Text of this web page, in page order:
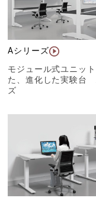
Aシリーズ
モジュール式ユニッ
た、進化した実験台
ズ